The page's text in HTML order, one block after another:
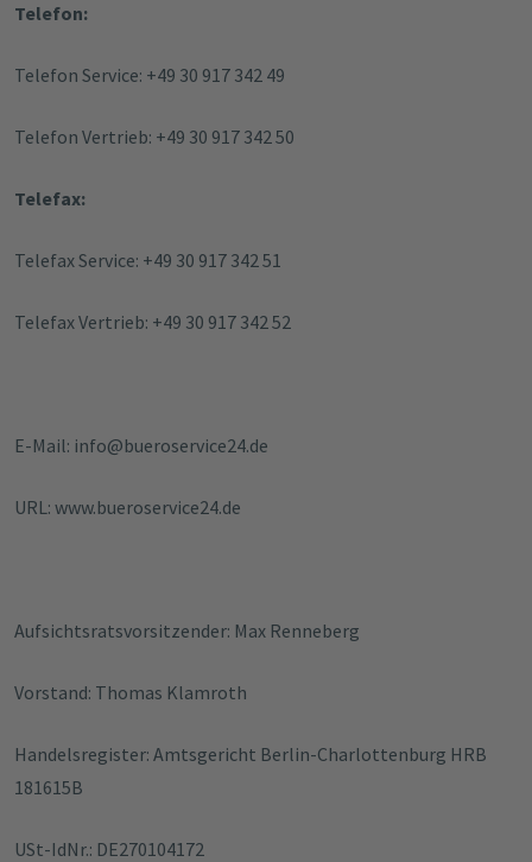
Telefon:
Telefon Service: +49 30 917 342 49
Telefon Vertrieb: +49 30 917 342 50
Telefax:
Telefax Service: +49 30 917 342 51
Telefax Vertrieb: +49 30 917 342 52
E-Mail: info@bueroservice24.de
URL: www.bueroservice24.de
Aufsichtsratsvorsitzender: Max Renneberg
Vorstand: Thomas Klamroth
Handelsregister: Amtsgericht Berlin-Charlottenburg HRB
181615B
USt-IdNr.: DE270104172